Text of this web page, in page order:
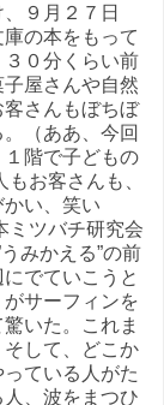
９月２７日
の本をもって
０分くらい前
屋さんや自然
さんもぼちぼ
（ああ、今回
階で子どもの
お客さんも、
い、笑い
ミツバチ研究会
みかえる”の前
でていこうと
サーフィンを
いた。これま
して、どこか
ている人がた
、波をまつひ